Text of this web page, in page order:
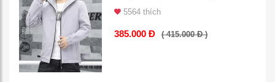
5564 thích
385.000 Đ ( 415.000 Đ )